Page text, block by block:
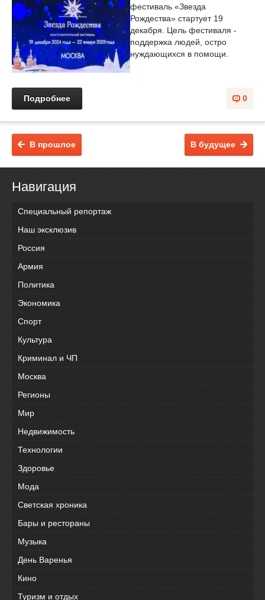
фестиваль «Звезда
Рождества» стартует 19
декабря. Цель фестиваля -
поддержка людей, остро
нуждающихся в помощи.
0
Подробнее
В будущее
В прошлое
Навигация
Специальный репортаж
Наш эксклюзив
Россия
Армия
Политика
Экономика
Спорт
Культура
Криминал и ЧП
Москва
Регионы
Мир
Недвижимость
Технологии
Здоровье
Мода
Светская хроника
Бары и рестораны
Музыка
День Варенья
Кино
Туризм и отдых